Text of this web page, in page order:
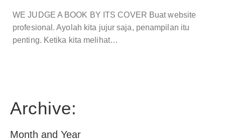
WE JUDGE A BOOK BY ITS COVER Buat website
profesional. Ayolah kita jujur saja, penampilan itu
penting. Ketika kita melihat…
Archive:
Month and Year